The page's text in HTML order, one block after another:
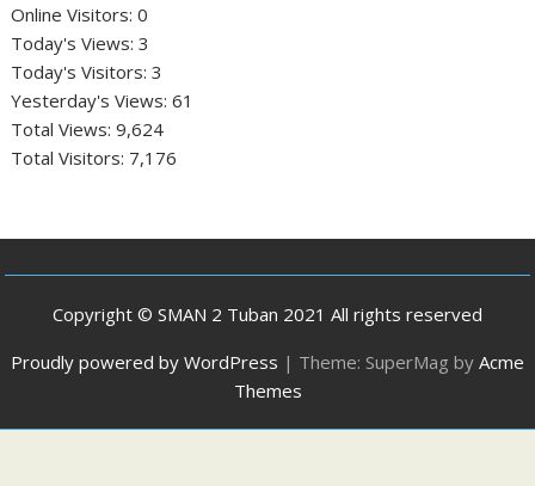
Online Visitors:0
Today's Views:3
Today's Visitors:3
Yesterday's Views:61
Total Views:9,624
Total Visitors: 7,176
Copyright © SMAN 2 Tuban 2021 All rights reserved
Proudly powered by WordPress | Theme: SuperMag by Acme
Themes